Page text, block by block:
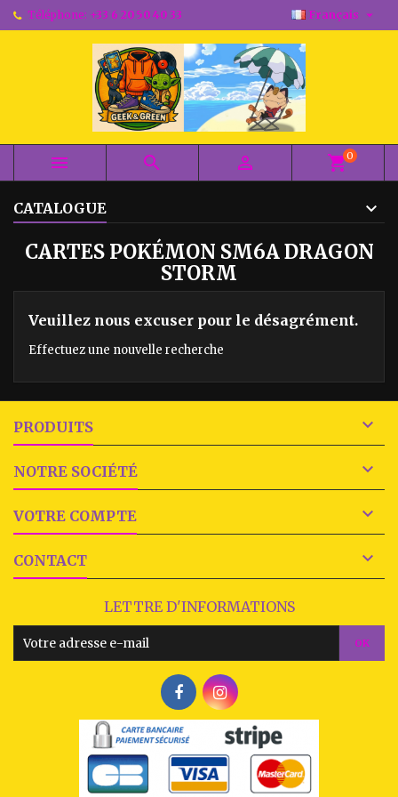
Téléphone: +33 6 20 50 40 33 Français 
   shopping_cart0
CATALOGUE
CARTES POKÉMON SM6A DRAGON
STORM
Veuillez nous excuser pour le désagrément.
Effectuez une nouvelle recherche
PRODUITS 
NOTRE SOCIÉTÉ 
VOTRE COMPTE 
CONTACT 
LETTRE D'INFORMATIONS